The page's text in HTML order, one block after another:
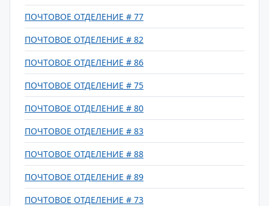
ПОЧТОВОЕ ОТДЕЛЕНИЕ # 77
ПОЧТОВОЕ ОТДЕЛЕНИЕ # 82
ПОЧТОВОЕ ОТДЕЛЕНИЕ # 86
ПОЧТОВОЕ ОТДЕЛЕНИЕ # 75
ПОЧТОВОЕ ОТДЕЛЕНИЕ # 80
ПОЧТОВОЕ ОТДЕЛЕНИЕ # 83
ПОЧТОВОЕ ОТДЕЛЕНИЕ # 88
ПОЧТОВОЕ ОТДЕЛЕНИЕ # 89
ПОЧТОВОЕ ОТДЕЛЕНИЕ # 73